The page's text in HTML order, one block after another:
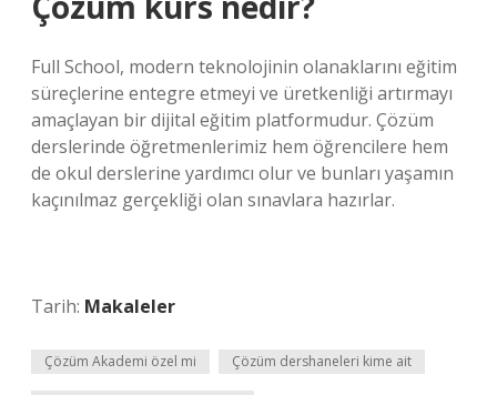
Full School, modern teknolojinin olanaklarını eğitim
süreçlerine entegre etmeyi ve üretkenliği artırmayı
amaçlayan bir dijital eğitim platformudur. Çözüm
derslerinde öğretmenlerimiz hem öğrencilere hem
de okul derslerine yardımcı olur ve bunları yaşamın
kaçınılmaz gerçekliği olan sınavlara hazırlar.
Tarih: Makaleler
Çözüm Akademi özel mi Çözüm dershaneleri kime ait